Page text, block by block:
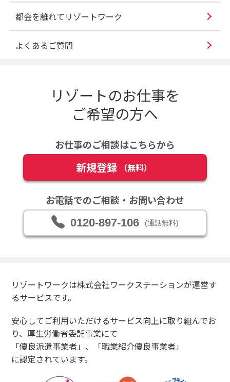
都会を離れてリゾートワーク
よくあるご質問
リゾートのお仕事を
ご希望の方へ
お仕事のご相談はこちらから
新規登録 （無料）
お電話でのご相談・お問い合わせ
0120-897-106 (通話無料)
リゾートワークは株式会社ワークステーションが運営す
るサービスです。
安心してご利用いただけるサービス向上に取り組んでお
り、厚生労働省委託事業にて
「優良派遣事業者」、「職業紹介優良事業者」
に認定されています。